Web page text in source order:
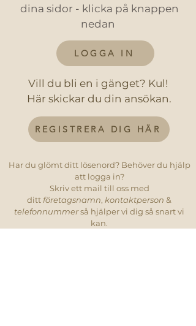
dina sidor - klicka på knappen
nedan
LOGGA IN
Vill du bli en i gänget? Kul!
Här skickar du din ansökan.
REGISTRERA DIG HÄR
Har du glömt ditt lösenord? Behöver du hjälp
att logga in?
Skriv ett mail till oss med
ditt företagsnamn, kontaktperson &
telefonnummerså hjälper vi dig så snart vi
kan.